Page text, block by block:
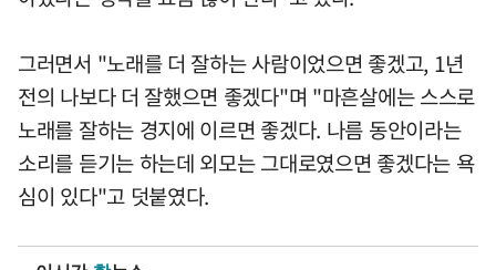
그러면서 "노래를 더 잘하는 사람이었으면 좋겠고, 1년
전의 나보다 더 잘했으면 좋겠다"며 "마흔살에는 스스로
노래를 잘하는 경지에 이르면 좋겠다. 나름 동안이라는
소리를 듣기는 하는데 외모는 그대로였으면 좋겠다는 욕
심이 있다"고 덧붙였다.